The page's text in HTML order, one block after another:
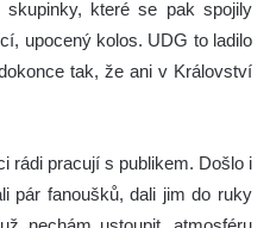
které se pak spojily
upocený kolos. UDG to ladilo
tak, že ani v Království
rádi pracují s publikem. Došlo i
pár fanoušků, dali jim do ruky